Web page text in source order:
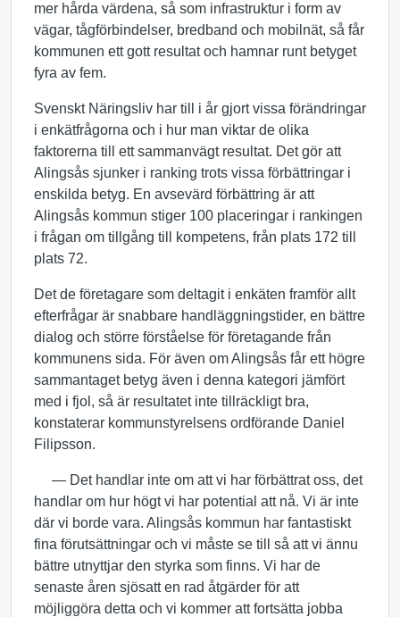
mer hårda värdena, så som infrastruktur i form av
vägar, tågförbindelser, bredband och mobilnät, så får
kommunen ett gott resultat och hamnar runt betyget
fyra av fem.
Svenskt Näringsliv har till i år gjort vissa förändringar
i enkätfrågorna och i hur man viktar de olika
faktorerna till ett sammanvägt resultat. Det gör att
Alingsås sjunker i ranking trots vissa förbättringar i
enskilda betyg. En avsevärd förbättring är att
Alingsås kommun stiger 100 placeringar i rankingen
i frågan om tillgång till kompetens, från plats 172 till
plats 72.
Det de företagare som deltagit i enkäten framför allt
efterfrågar är snabbare handläggningstider, en bättre
dialog och större förståelse för företagande från
kommunens sida. För även om Alingsås får ett högre
sammantaget betyg även i denna kategori jämfört
med i fjol, så är resultatet inte tillräckligt bra,
konstaterar kommunstyrelsens ordförande Daniel
Filipsson.
— Det handlar inte om att vi har förbättrat oss, det
handlar om hur högt vi har potential att nå. Vi är inte
där vi borde vara. Alingsås kommun har fantastiskt
fina förutsättningar och vi måste se till så att vi ännu
bättre utnyttjar den styrka som finns. Vi har de
senaste åren sjösatt en rad åtgärder för att
möjliggöra detta och vi kommer att fortsätta jobba